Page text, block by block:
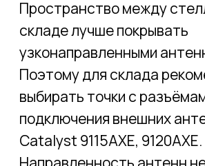
Направления
Отраслевые решения
Беспроводная инфраструктура
Видеонаблюдение и аналитика
Автоматизация и управление